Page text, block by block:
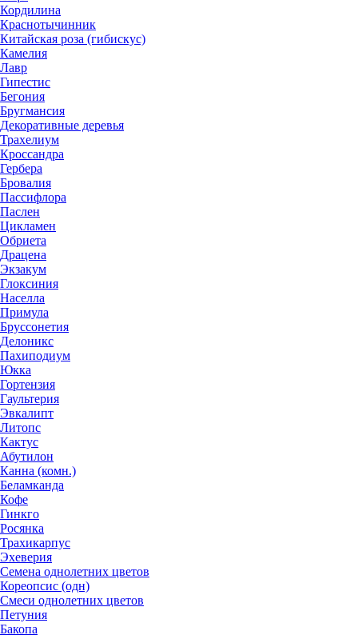
Кордилина
Краснотычинник
Китайская роза (гибискус)
Камелия
Лавр
Гипестис
Бегония
Бругмансия
Декоративные деревья
Трахелиум
Кроссандра
Гербера
Бровалия
Пассифлора
Паслен
Цикламен
Обриета
Драцена
Экзакум
Глоксиния
Населла
Примула
Бруссонетия
Делоникс
Пахиподиум
Юкка
Гортензия
Гаультерия
Эвкалипт
Литопс
Кактус
Абутилон
Канна (комн.)
Беламканда
Кофе
Гинкго
Росянка
Трахикарпус
Эхеверия
Семена однолетних цветов
Кореопсис (одн)
Смеси однолетних цветов
Петуния
Бакопа